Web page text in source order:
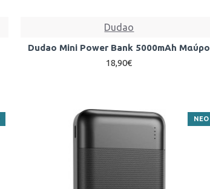
Dudao
Dudao Mini Power Bank 5000mAh Μαύρο
18,90€
ΝΕΟ